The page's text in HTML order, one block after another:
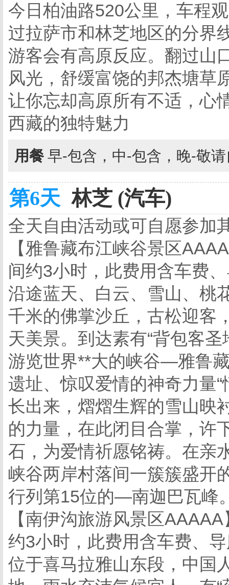
今日柏油路520公里，车程
过拉萨市和林芝地区的分界
游客会有高原反应。翻过山
风光，舒缓富饶的邦杰塘草
让你忘却高原所有不适，心
西藏的独特魅力
用餐 早-包含，中-包含，晚-敬
第6天 林芝 (汽车)
全天自由活动或可自愿参加
【雅鲁藏布江峡谷景区
间约3小时，此费用含车费
沿途蓝天、白云、雪山、桃
千米的佛掌沙丘，古松迎客
天美景。到达素有“背包客
游览世界**大的峡谷—雅鲁
遗址、惊叹爱情的神奇力量
长出来，熠熠生辉的雪山映
的力量，在此闭目合掌，许
石，为爱情祈愿铭祷。在亲
峡谷两岸村落间一簇簇盛开
行列第15位的—南迦巴瓦峰
【南伊沟旅游风景区
约3小时，此费用含车费、
位于喜马拉雅山东段，中国